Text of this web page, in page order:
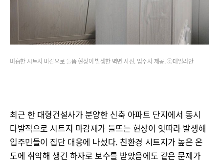
미흡한 시트지 마감으로 들뜸 현상이 발생한 벽면 사진. 입주자 제공. ⓒ데일리안
최근 한 대형건설사가 분양한 신축 아파트 단지에서 동시
다발적으로 시트지 마감재가 들뜨는 현상이 잇따라 발생해
입주민들이 집단 대응에 나섰다. 친환경 시트지가 높은 온
도에 취약해 생긴 하자로 보수를 받았음에도 같은 문제가